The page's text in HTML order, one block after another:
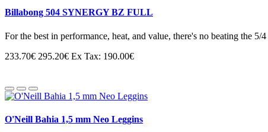
Billabong 504 SYNERGY BZ FULL
For the best in performance, heat, and value, there's no beating the
233.70€ 295.20€ Ex Tax: 190.00€
O'Neill Bahia 1,5 mm Neo Leggins